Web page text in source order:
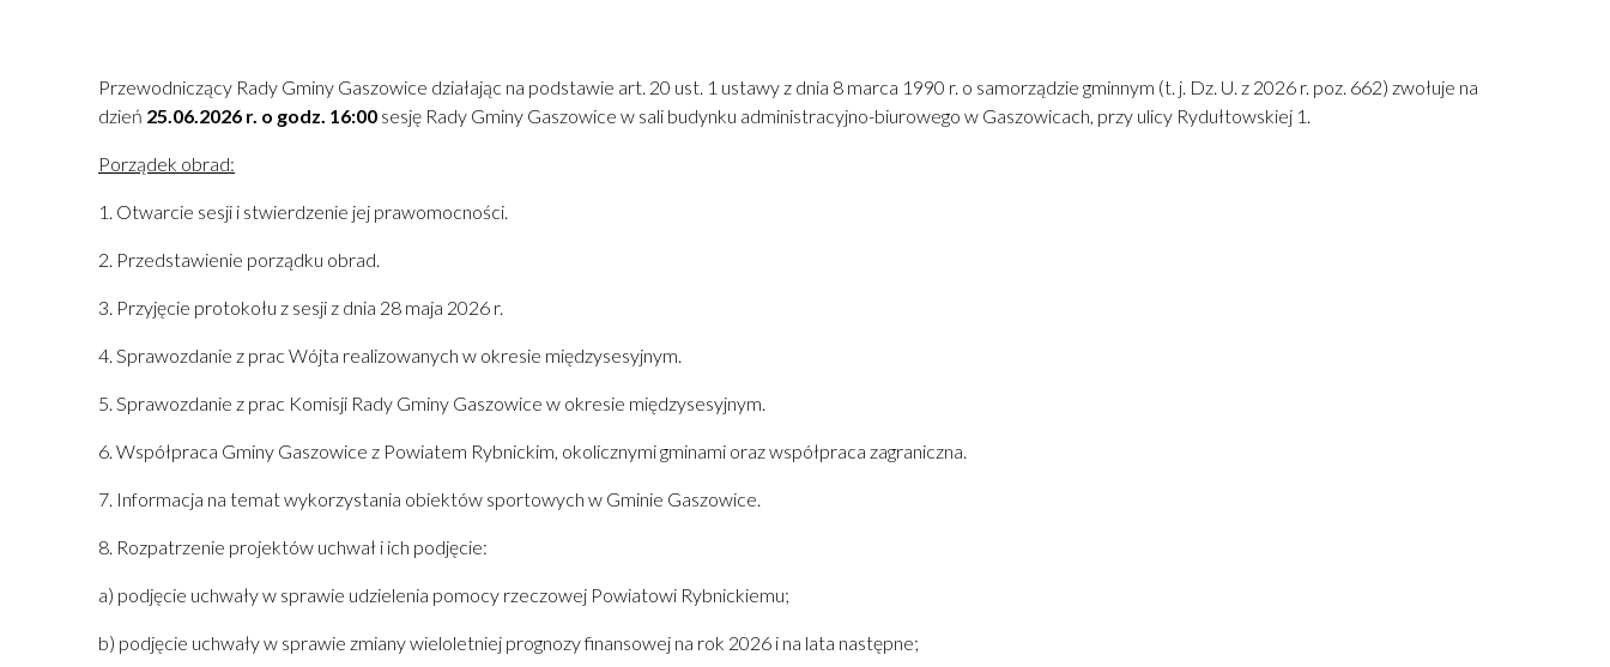
Przewodniczący Rady Gminy Gaszowice działając na podstawie art. 20 ust. 1 ustawy z dnia 8 marca 1990 r. o samorządzie gminnym (t. j. Dz. U. z 2026 r. poz. 662) zwołuje na
dzień 25.06.2026 r. o godz. 16:00 sesję Rady Gminy Gaszowice w sali budynku administracyjno-biurowego w Gaszowicach, przy ulicy Rydułtowskiej 1.
Porządek obrad:
1. Otwarcie sesji i stwierdzenie jej prawomocności.
2. Przedstawienie porządku obrad.
3. Przyjęcie protokołu z sesji z dnia 28 maja 2026 r.
4. Sprawozdanie z prac Wójta realizowanych w okresie międzysesyjnym.
5. Sprawozdanie z prac Komisji Rady Gminy Gaszowice w okresie międzysesyjnym.
6. Współpraca Gminy Gaszowice z Powiatem Rybnickim, okolicznymi gminami oraz współpraca zagraniczna.
7. Informacja na temat wykorzystania obiektów sportowych w Gminie Gaszowice.
8. Rozpatrzenie projektów uchwał i ich podjęcie:
a) podjęcie uchwały w sprawie udzielenia pomocy rzeczowej Powiatowi Rybnickiemu;
b) podjęcie uchwały w sprawie zmiany wieloletniej prognozy finansowej na rok 2026 i na lata następne;